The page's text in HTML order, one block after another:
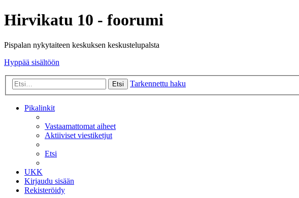
Hirvikatu 10 - foorumi
Pispalan nykytaiteen keskuksen keskustelupalsta
Hyppää sisältöön
Etsi Tarkennettu haku
Pikalinkit
Vastaamattomat aiheet
Aktiiviset viestiketjut
Etsi
UKK
Kirjaudu sisään
Rekisteröidy